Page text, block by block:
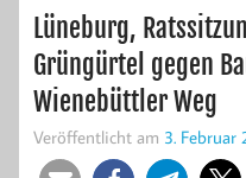
Lüneburg,
Grüngürtel gegen
Wienebüttler Weg
Veröffentlicht am 3. Februar